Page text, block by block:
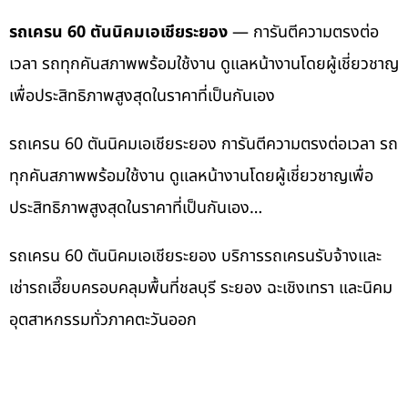
รถเครน 60 ตันนิคมเอเชียระยอง— การันตีความตรงต่อ
เวลา รถทุกคันสภาพพร้อมใช้งาน ดูแลหน้างานโดยผู้เชี่ยวชาญ
เพื่อประสิทธิภาพสูงสุดในราคาที่เป็นกันเอง
รถเครน 60 ตันนิคมเอเชียระยอง การันตีความตรงต่อเวลา รถ
ทุกคันสภาพพร้อมใช้งาน ดูแลหน้างานโดยผู้เชี่ยวชาญเพื่อ
ประสิทธิภาพสูงสุดในราคาที่เป็นกันเอง…
รถเครน 60 ตันนิคมเอเชียระยอง บริการรถเครนรับจ้างและ
เช่ารถเฮี๊ยบครอบคลุมพื้นที่ชลบุรี ระยอง ฉะเชิงเทรา และนิคม
อุตสาหกรรมทั่วภาคตะวันออก